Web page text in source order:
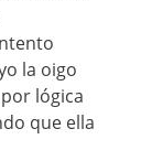
la oigo
lógica
que ella